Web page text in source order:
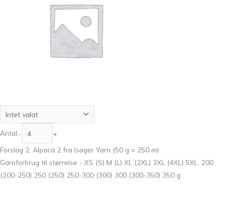
Antal:-
+
Forslag 2: Alpaca 2 fra Isager Yarn (50 g = 250 m)
Garnforbrug til størrelse - XS (S) M (L) XL (2XL) 3XL (4XL) 5XL. 200
(200-250) 250 (250) 250-300 (300) 300 (300-350) 350 g